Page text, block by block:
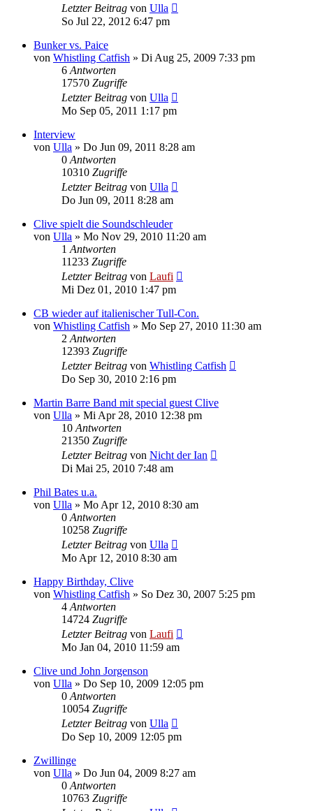
Letzter Beitrag von Ulla
So Jul 22, 2012 6:47 pm
Bunker vs. Paice
von Whistling Catfish » Di Aug 25, 2009 7:33 pm
6 Antworten
17570 Zugriffe
Letzter Beitrag von Ulla
Mo Sep 05, 2011 1:17 pm
Interview
von Ulla » Do Jun 09, 2011 8:28 am
0 Antworten
10310 Zugriffe
Letzter Beitrag von Ulla
Do Jun 09, 2011 8:28 am
Clive spielt die Soundschleuder
von Ulla » Mo Nov 29, 2010 11:20 am
1 Antworten
11233 Zugriffe
Letzter Beitrag von Laufi
Mi Dez 01, 2010 1:47 pm
CB wieder auf italienischer Tull-Con.
von Whistling Catfish » Mo Sep 27, 2010 11:30 am
2 Antworten
12393 Zugriffe
Letzter Beitrag von Whistling Catfish
Do Sep 30, 2010 2:16 pm
Martin Barre Band mit special guest Clive
von Ulla » Mi Apr 28, 2010 12:38 pm
10 Antworten
21350 Zugriffe
Letzter Beitrag von Nicht der Ian
Di Mai 25, 2010 7:48 am
Phil Bates u.a.
von Ulla » Mo Apr 12, 2010 8:30 am
0 Antworten
10258 Zugriffe
Letzter Beitrag von Ulla
Mo Apr 12, 2010 8:30 am
Happy Birthday, Clive
von Whistling Catfish » So Dez 30, 2007 5:25 pm
4 Antworten
14724 Zugriffe
Letzter Beitrag von Laufi
Mo Jan 04, 2010 11:59 am
Clive und John Jorgenson
von Ulla » Do Sep 10, 2009 12:05 pm
0 Antworten
10054 Zugriffe
Letzter Beitrag von Ulla
Do Sep 10, 2009 12:05 pm
Zwillinge
von Ulla » Do Jun 04, 2009 8:27 am
0 Antworten
10763 Zugriffe